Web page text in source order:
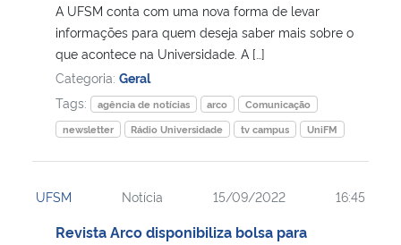
A UFSM conta com uma nova forma de levar
informações para quem deseja saber mais sobre o
que acontece na Universidade. A […]
Categoria: Geral
Tags:
agência de notícias arco
Comunicação
newsletter
Rádio Universidade tv campus UniFM
UFSM Notícia 15/09/2022 16:45
Revista Arco disponibiliza bolsa para